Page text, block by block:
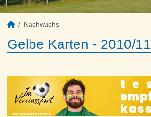
Nachwuchs
Gelbe Karten - 2010/11